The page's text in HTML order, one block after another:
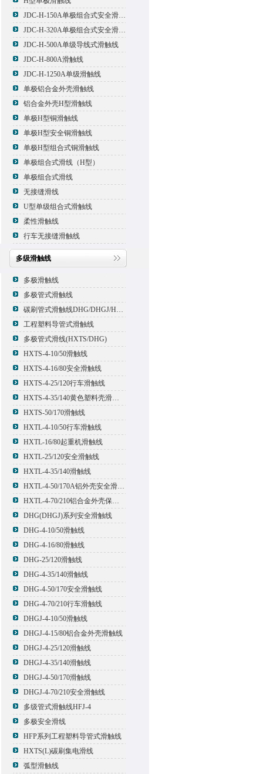
JDC-H-150A单极组合式安全滑触线
JDC-H-320A单极组合式安全滑触线
JDC-H-500A单级导线式滑触线
JDC-H-800A滑触线
JDC-H-1250A单级滑触线
单极铝合金外壳滑触线
铝合金外壳H型滑触线
单极H型铜滑触线
单极H型安全铜滑触线
单极H型组合式铜滑触线
单极组合式滑线（H型）
单极组合式滑线
无接缝滑线
U型单级组合式滑触线
柔性滑触线
行车无接缝滑触线
多级滑触线
多极滑触线
多极管式滑触线
碳刷管式滑触线DHG/DHGJ/HXTL/HXTS-4
工程塑料导管式滑触线
多极管式滑线(HXTS/DHG)
HXTS-4-10/50滑触线
HXTS-4-16/80安全滑触线
HXTS-4-25/120行车滑触线
HXTS-4-35/140黄色塑料壳滑触线
HXTS-50/170滑触线
HXTL-4-10/50行车滑触线
HXTL-16/80起重机滑触线
HXTL-25/120安全滑触线
HXTL-4-35/140滑触线
HXTL-4-50/170A铝外壳安全滑触线
HXTL-4-70/210铝合金外壳保护多极管式滑触线
DHG(DHGJ)系列安全滑触线
DHG-4-10/50滑触线
DHG-4-16/80滑触线
DHG-25/120滑触线
DHG-4-35/140滑触线
DHG-4-50/170安全滑触线
DHG-4-70/210行车滑触线
DHGJ-4-10/50滑触线
DHGJ-4-15/80铝合金外壳滑触线
DHGJ-4-25/120滑触线
DHGJ-4-35/140滑触线
DHGJ-4-50/170滑触线
DHGJ-4-70/210安全滑触线
多级管式滑触线HFJ-4
多极安全滑线
HFP系列工程塑料导管式滑触线
HXTS(L)碳刷集电滑线
弧型滑触线